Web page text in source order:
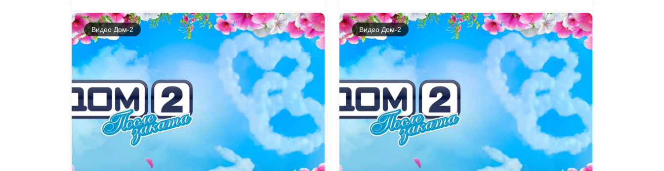
Видео Дом-2 Видео Дом-2